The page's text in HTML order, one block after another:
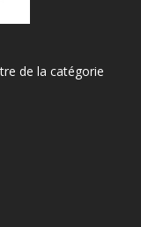
de la catégorie